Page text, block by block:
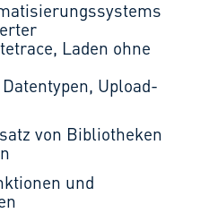
Laden ohne
Upload-
von Bibliotheken
und